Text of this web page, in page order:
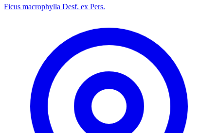
Ficus macrophylla Desf. ex Pers.